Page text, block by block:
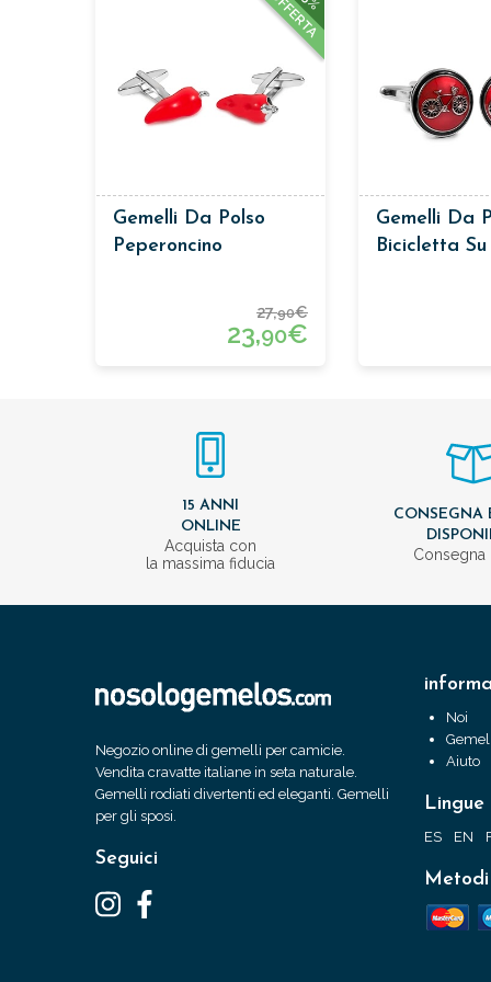
OFFERTA
Gemelli Da Polso
Peperoncino
27,90€
23,90€
Gemelli Da
Bicicletta
15 ANNI
ONLINE
Acquista con
la massima fiducia
CONSEGNA
Consegna
Negozio online di gemelli per camicie.
Vendita cravatte italiane in seta naturale.
Gemelli rodiati divertenti ed eleganti. Gemelli
per gli sposi.
Seguici
Noi
Aiuto
Lingue
ES EN